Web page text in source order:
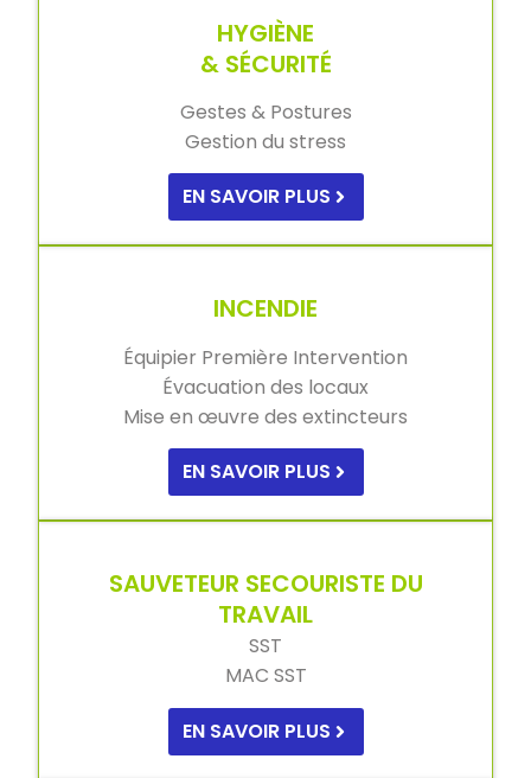
HYGIÈNE
& SÉCURITÉ
Gestes & Postures
Gestion du stress
EN SAVOIR PLUS
INCENDIE
Équipier Première Intervention
Évacuation des locaux
Mise en œuvre des extincteurs
EN SAVOIR PLUS
SAUVETEUR SECOURISTE DU
TRAVAIL
SST
MAC SST
EN SAVOIR PLUS